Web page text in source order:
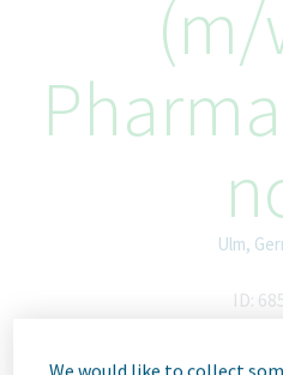
(m/
Ulm,
ID:
We would like to collect